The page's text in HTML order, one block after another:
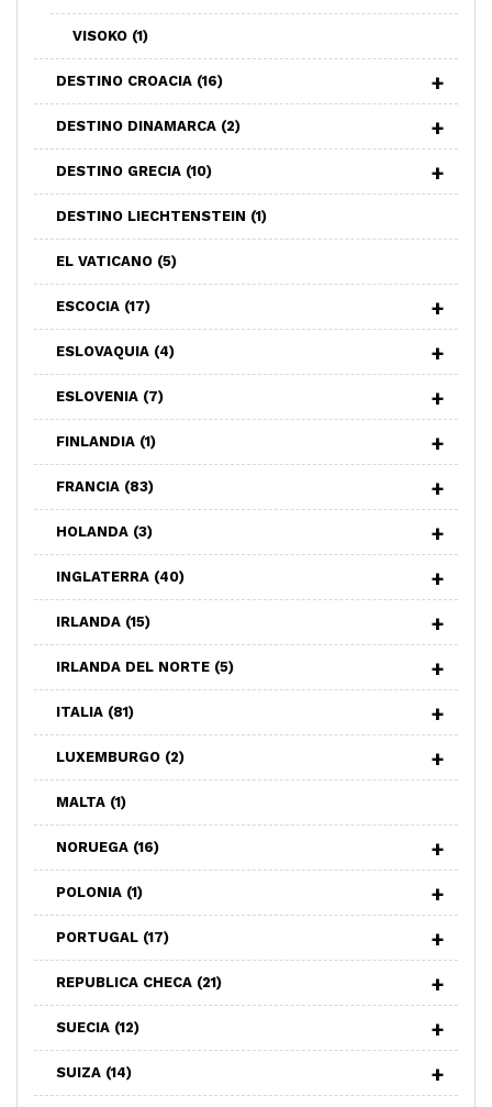
VISOKO (1)
DESTINO CROACIA (16)
DESTINO DINAMARCA (2)
DESTINO GRECIA (10)
DESTINO LIECHTENSTEIN (1)
EL VATICANO (5)
ESCOCIA (17)
ESLOVAQUIA (4)
ESLOVENIA (7)
FINLANDIA (1)
FRANCIA (83)
HOLANDA (3)
INGLATERRA (40)
IRLANDA (15)
IRLANDA DEL NORTE (5)
ITALIA (81)
LUXEMBURGO (2)
MALTA (1)
NORUEGA (16)
POLONIA (1)
PORTUGAL (17)
REPUBLICA CHECA (21)
SUECIA (12)
SUIZA (14)